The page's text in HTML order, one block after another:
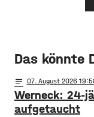
Das könnte
notes 07. August 2026
Werneck: 24-
aufgetaucht